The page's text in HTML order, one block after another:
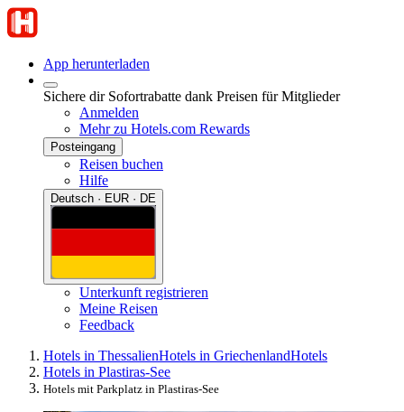
App herunterladen
Sichere dir Sofortrabatte dank Preisen für Mitglieder
Anmelden
Mehr zu Hotels.com Rewards
Posteingang
Reisen buchen
Hilfe
Deutsch · EUR · DE
Unterkunft registrieren
Meine Reisen
Feedback
Hotels in ThessalienHotels in GriechenlandHotels
Hotels in Plastiras-See
Hotels mit Parkplatz in Plastiras-See